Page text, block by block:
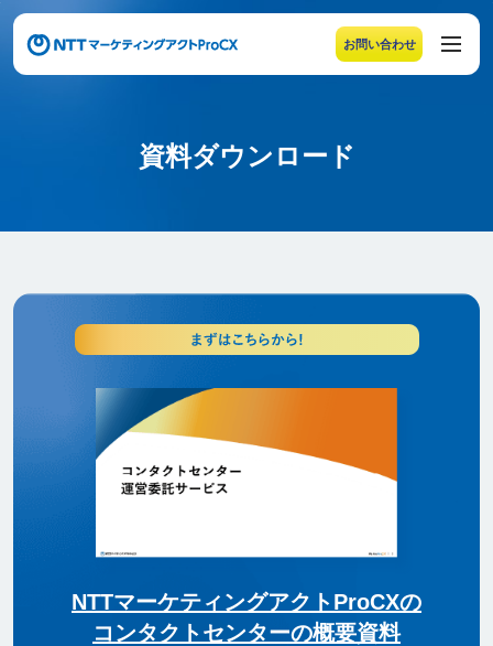
お問い合わせ
メニューの末尾です。Escape キーでメニューを閉じるこ
資料ダウンロード
資料ダウンロード
NTTマーケティングアクトProCXの
コンタクトセンターの概要資料